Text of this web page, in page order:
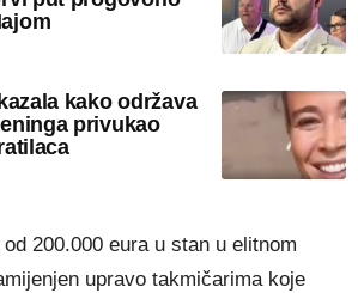
kako održava
privukao
200.000 eura u stan u elitnom
upravo takmičarima koje